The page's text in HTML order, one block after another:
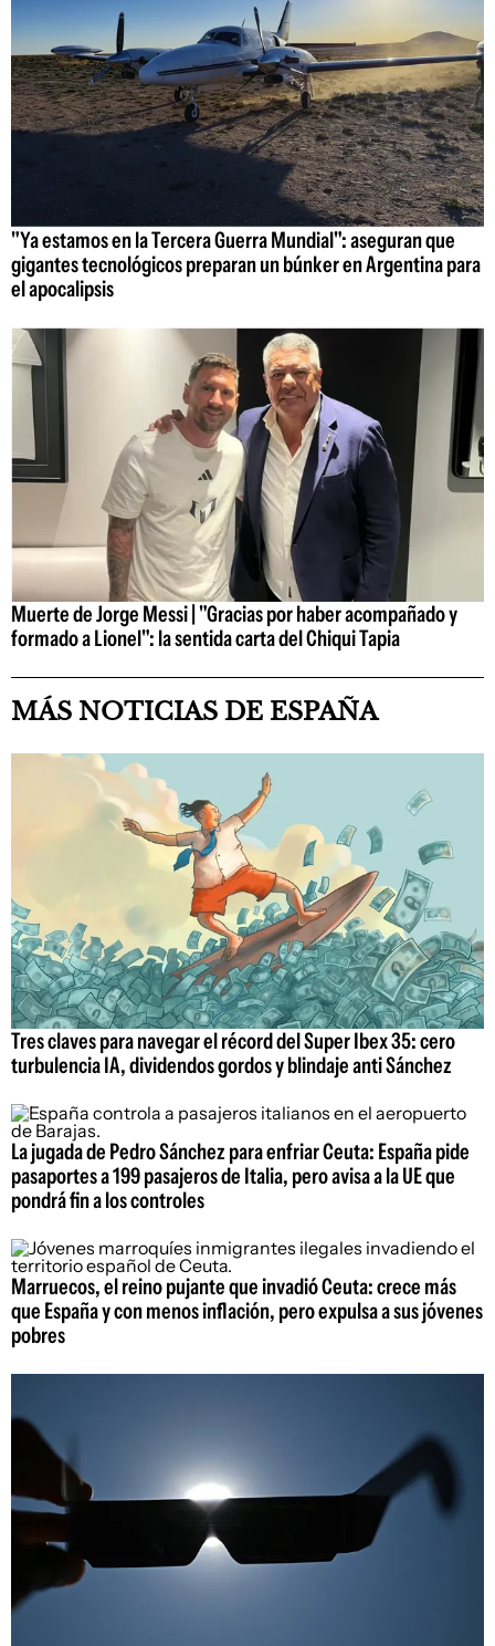
"Ya estamos en la Tercera Guerra Mundial": aseguran que
gigantes tecnológicos preparan un búnker en Argentina para
el apocalipsis
Muerte de Jorge Messi | "Gracias por haber acompañado y
formado a Lionel": la sentida carta del Chiqui Tapia
MÁS NOTICIAS DE ESPAÑA
Tres claves para navegar el récord del Super Ibex 35: cero
turbulencia IA, dividendos gordos y blindaje anti Sánchez
La jugada de Pedro Sánchez para enfriar Ceuta: España pide
pasaportes a 199 pasajeros de Italia, pero avisa a la UE que
pondrá fin a los controles
Marruecos, el reino pujante que invadió Ceuta: crece más
que España y con menos inflación, pero expulsa a sus jóvenes
pobres